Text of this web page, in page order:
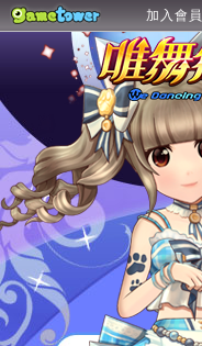
加入會員